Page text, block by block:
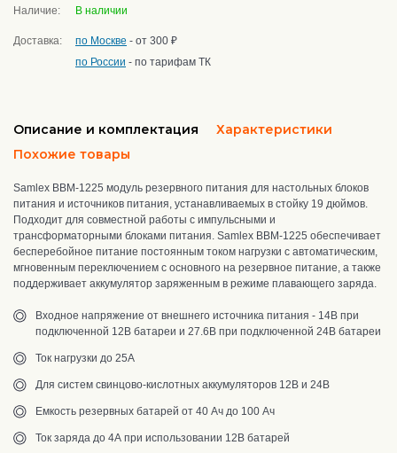
Наличие: В наличии
Доставка: по Москве - от 300 ₽
по России - по тарифам ТК
Описание и комплектация
Характеристики
Похожие товары
Samlex BBM-1225 модуль резервного питания для настольных блоков
питания и источников питания, устанавливаемых в стойку 19 дюймов.
Подходит для совместной работы с импульсными и
трансформаторными блоками питания. Samlex BBM-1225 обеспечивает
бесперебойное питание постоянным током нагрузки с автоматическим,
мгновенным переключением с основного на резервное питание, а также
поддерживает аккумулятор заряженным в режиме плавающего заряда.
Входное напряжение от внешнего источника питания - 14В при
подключенной 12В батареи и 27.6В при подключенной 24В батареи
Ток нагрузки до 25А
Для систем свинцово-кислотных аккумуляторов 12В и 24В
Емкость резервных батарей от 40 Ач до 100 Ач
Ток заряда до 4А при использовании 12В батарей